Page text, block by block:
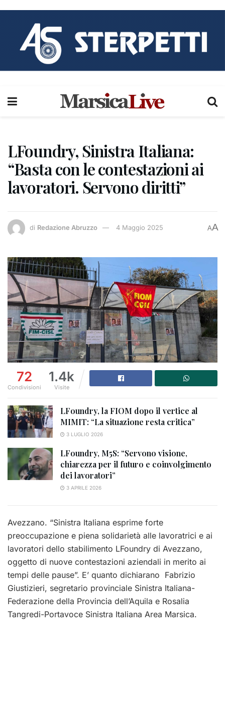
LFoundry, Sinistra Italiana:
“Basta con le contestazioni ai
lavoratori. Servono diritti”
di Redazione Abruzzo 4 Maggio 2025 AA
72
Condivisioni
1.4k
Visite
LFoundry, la FIOM dopo il vertice al
MIMIT: “La situazione resta critica”
3 LUGLIO 2026
LFoundry, M5S: “Servono visione,
chiarezza per il futuro e coinvolgimento
dei lavoratori”
3 APRILE 2026
Avezzano. “Sinistra Italiana esprime forte
preoccupazione e piena solidarietà alle lavoratrici e ai
lavoratori dello stabilimento LFoundry di Avezzano,
oggetto di nuove contestazioni aziendali in merito ai
tempi delle pause”. E’ quanto dichiarano Fabrizio
Giustizieri, segretario provinciale Sinistra Italiana-
Federazione della Provincia dell’Aquila e Rosalia
Tangredi-Portavoce Sinistra Italiana Area Marsica.